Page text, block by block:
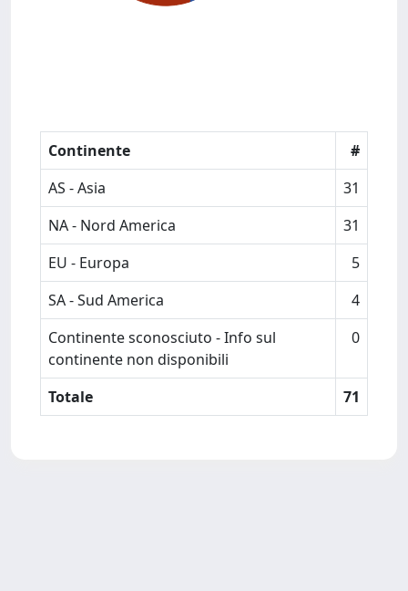
Continente
#
AS - Asia
31
NA - Nord America
31
EU - Europa
5
SA - Sud America
4
Continente sconosciuto - Info sul
continente non disponibili
0
Totale 71